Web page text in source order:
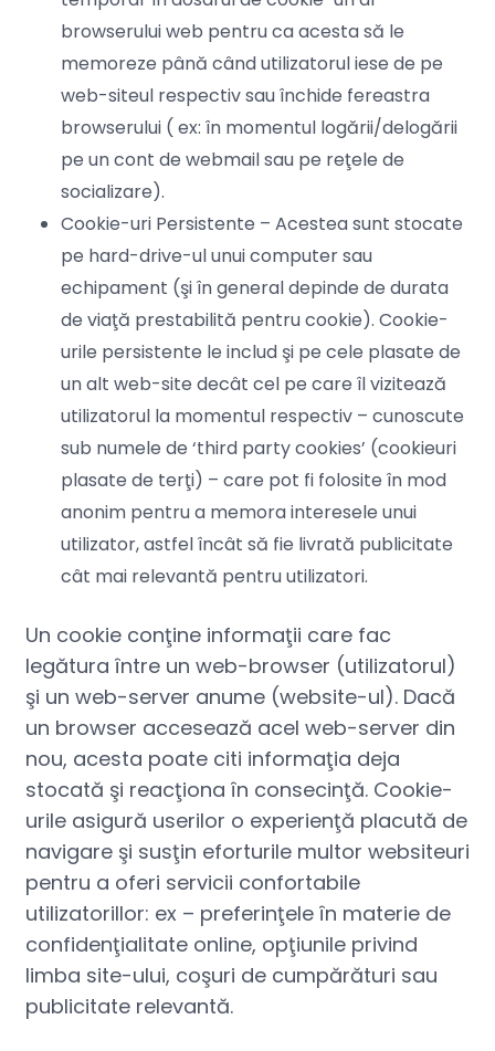
browserului web pentru ca acesta să le
memoreze până când utilizatorul iese de pe
web-siteul respectiv sau închide fereastra
browserului ( ex: în momentul logării/delogării
pe un cont de webmail sau pe reţele de
socializare).
Cookie-uri Persistente – Acestea sunt stocate
pe hard-drive-ul unui computer sau
echipament (şi în general depinde de durata
de viaţă prestabilită pentru cookie). Cookie-
urile persistente le includ şi pe cele plasate de
un alt web-site decât cel pe care îl vizitează
utilizatorul la momentul respectiv – cunoscute
sub numele de ‘third party cookies’ (cookieuri
plasate de terţi) – care pot fi folosite în mod
anonim pentru a memora interesele unui
utilizator, astfel încât să fie livrată publicitate
cât mai relevantă pentru utilizatori.
Un cookie conţine informaţii care fac
legătura între un web-browser (utilizatorul)
şi un web-server anume (website-ul). Dacă
un browser accesează acel web-server din
nou, acesta poate citi informaţia deja
stocată şi reacţiona în consecinţă. Cookie-
urile asigură userilor o experienţă placută de
navigare şi susţin eforturile multor websiteuri
pentru a oferi servicii confortabile
utilizatorillor: ex – preferinţele în materie de
confidenţialitate online, opţiunile privind
limba site-ului, coşuri de cumpărături sau
publicitate relevantă.